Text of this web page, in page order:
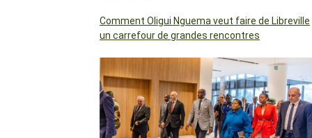
Comment Oligui Nguema veut faire de Libreville
un carrefour de grandes rencontres